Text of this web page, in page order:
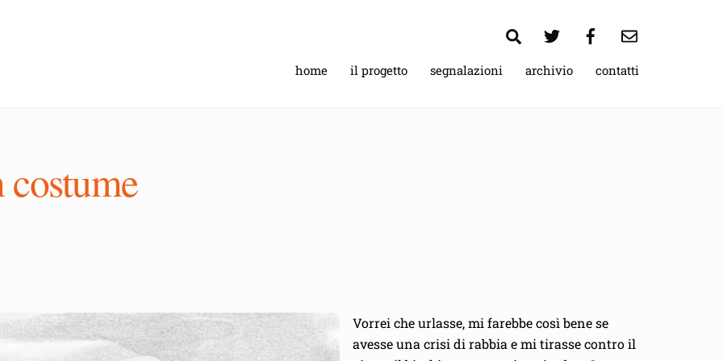
Search
home il progetto segnalazioni archivio contatti
Vorrei che urlasse, mi farebbe così bene se
avesse una crisi di rabbia e mi tirasse contro il